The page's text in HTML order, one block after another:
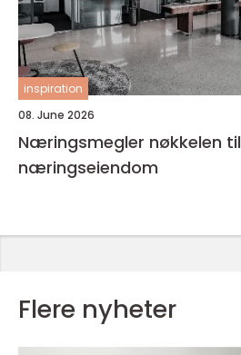
inspiration
08. June 2026
Næringsmegler nøkkelen til trygge verdier i
næringseiendom
Flere nyheter